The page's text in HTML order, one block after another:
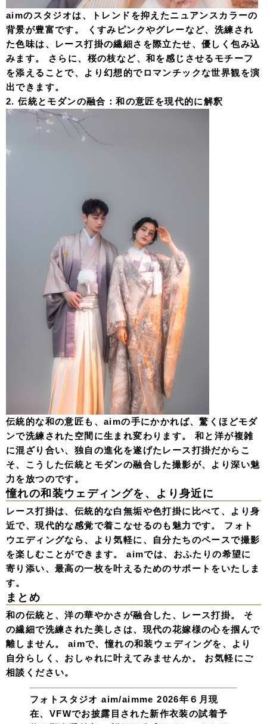
aimのスタジオは、トレンドを抑えたニュアンスカラーの
背景が豊富です。 くすみピンクやグレーなど、洗練され
た色味は、レース打掛の繊細さを際立たせ、優しく包み込
みます。 さらに、桜の枝など、和を感じさせるモチーフ
を添えることで、より幻想的でロマンチックな世界観を演
出できます。
2. 伝統とモダンの融合：和の意匠を現代的に解釈
伝統的な和の意匠も、aimの手にかかれば、驚くほどモダ
ンで洗練された空間に生まれ変わります。 和と洋が複雑
に混ざり合い、独自の進化を遂げたレース打掛だからこ
そ、こうした伝統とモダンの融合した撮影が、より深い魅
力を放つのです。
憧れの和装ウェディングを、より身近に
レース打掛は、伝統的な白無垢や色打掛に比べて、より身
近で、現代的な感覚で着こなせるのも魅力です。 フォト
ウエディングなら、より気軽に、自分たちのペースで撮影
を楽しむことができます。 aimでは、おふたりの希望に
寄り添い、最高の一枚を叶えるためのサポートをいたしま
す。
まとめ
和の伝統と、洋の華やかさが融合した、レース打掛。 そ
の繊細で洗練された美しさは、現代の花嫁様の心を掴んで
離しません。 aimで、憧れの和装ウェディングを、より
自分らしく、おしゃれに叶えてみませんか。 お気軽にご
相談ください。
フォトスタジオ aim/aimme 2026年６月現
在、VFWでお披露目された新作衣装の試着予